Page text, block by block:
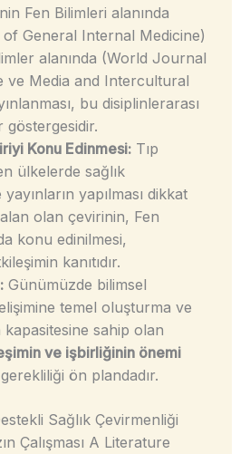
Fen Bilimleri alanında
General Internal Medicine)
alanında (World Journal
ve Media and Intercultural
bu disiplinlerarası
göstergesidir.
Konu Edinmesi:Tıp
ülkelerde sağlık
yapılması dikkat
olan çevirinin, Fen
konu edinilmesi,
kanıtıdır.
Günümüzde bilimsel
temel oluşturma ve
sahip olan
ve işbirliğinin önemi
ön plandadır.
Sağlık Çevirmenliği
Çalışması A Literature